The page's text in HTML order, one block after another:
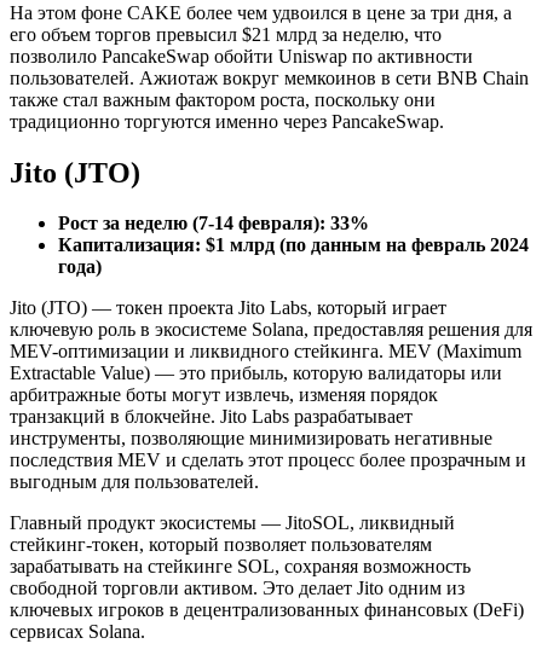
На этом фоне CAKE более чем удвоился в цене за три дня, а
его объем торгов превысил $21 млрд за неделю, что
позволило PancakeSwap обойти Uniswap по активности
пользователей. Ажиотаж вокруг мемкоинов в сети BNB Chain
также стал важным фактором роста, поскольку они
традиционно торгуются именно через PancakeSwap.
Jito (JTO)
Рост за неделю (7-14 февраля): 33%
Капитализация: $1 млрд (по данным на февраль 2024
года)
Jito (JTO) — токен проекта Jito Labs, который играет
ключевую роль в экосистеме Solana, предоставляя решения для
MEV-оптимизации и ликвидного стейкинга. MEV (Maximum
Extractable Value) — это прибыль, которую валидаторы или
арбитражные боты могут извлечь, изменяя порядок
транзакций в блокчейне. Jito Labs разрабатывает
инструменты, позволяющие минимизировать негативные
последствия MEV и сделать этот процесс более прозрачным и
выгодным для пользователей.
Главный продукт экосистемы — JitoSOL, ликвидный
стейкинг-токен, который позволяет пользователям
зарабатывать на стейкинге SOL, сохраняя возможность
свободной торговли активом. Это делает Jito одним из
ключевых игроков в децентрализованных финансовых (DeFi)
сервисах Solana.